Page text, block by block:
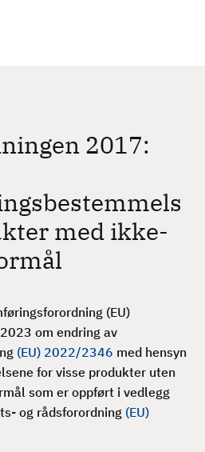
2017:
med ikke-
(EU)
om endring av
(EU) 2022/2346 med hensyn
for visse produkter uten
som er oppført i vedlegg
og rådsforordning (EU)